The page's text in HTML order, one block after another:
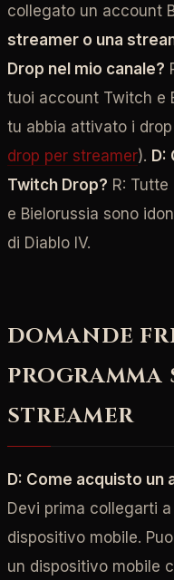
collegato un account
streamer o una
Drop nel mio canale?
tuoi account Twitch e
tu abbia attivato i
drop per streamer). D:
Twitch Drop? R:
e Bielorussia sono
di Diablo IV.
DOMANDE
PROGRAMMA
STREAMER
D: Come acquisto un
Devi prima collegarti
dispositivo mobile.
un dispositivo mobile